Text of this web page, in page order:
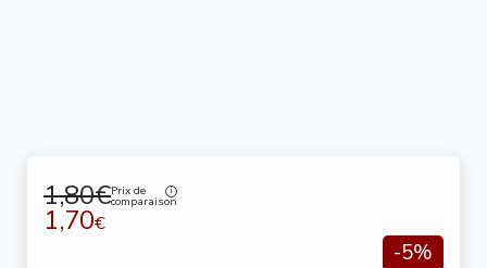
1,80€Prix de
comparaison
1,70€
-5%